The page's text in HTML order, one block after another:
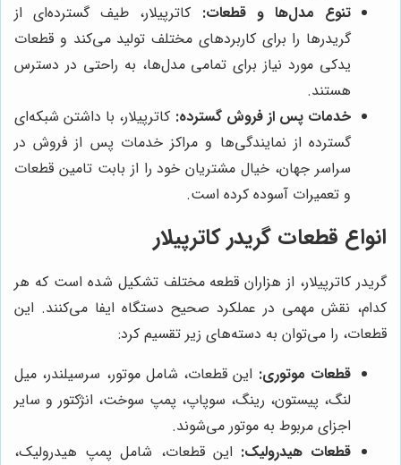
تنوع مدل‌ها و قطعات: کاترپیلار، طیف گسترده‌ای از
گریدرها را برای کاربردهای مختلف تولید می‌کند و قطعات
یدکی مورد نیاز برای تمامی مدل‌ها، به راحتی در دسترس
هستند.
خدمات پس از فروش گسترده: کاترپیلار، با داشتن شبکه‌ای
گسترده از نمایندگی‌ها و مراکز خدمات پس از فروش در
سراسر جهان، خیال مشتریان خود را از بابت تامین قطعات
و تعمیرات آسوده کرده است.
انواع قطعات گریدر کاترپیلار
گریدر کاترپیلار، از هزاران قطعه مختلف تشکیل شده است که هر
کدام، نقش مهمی در عملکرد صحیح دستگاه ایفا می‌کنند. این
قطعات، را می‌توان به دسته‌های زیر تقسیم کرد:
قطعات موتوری: این قطعات، شامل موتور، سرسیلندر، میل
لنگ، پیستون، رینگ، سوپاپ، پمپ سوخت، انژکتور و سایر
اجزای مربوط به موتور می‌شوند.
قطعات هیدرولیک: این قطعات، شامل پمپ هیدرولیک،